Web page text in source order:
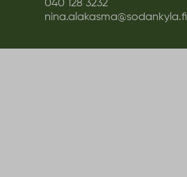
040 128 3232
nina.alakasma@sodankyla.fi